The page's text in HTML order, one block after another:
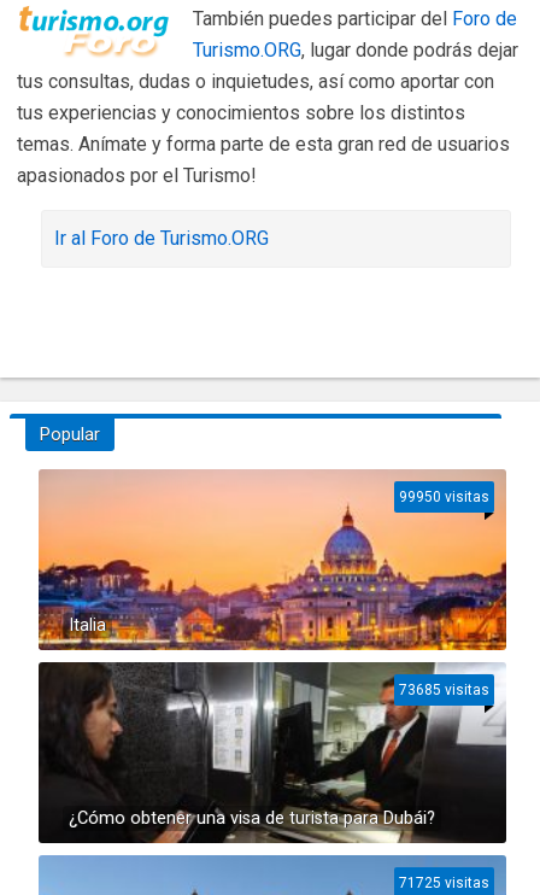
También puedes participar del Foro de
Turismo.ORG, lugar donde podrás dejar
tus consultas, dudas o inquietudes, así como aportar con
tus experiencias y conocimientos sobre los distintos
temas. Anímate y forma parte de esta gran red de usuarios
apasionados por el Turismo!
Ir al Foro de Turismo.ORG
Popular
Italia
99950 visitas
¿Cómo obtener una visa de turista para Dubái?
73685 visitas
71725 visitas